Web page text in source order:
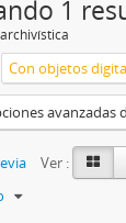
1
Con objetos
avanzadas
Ver :